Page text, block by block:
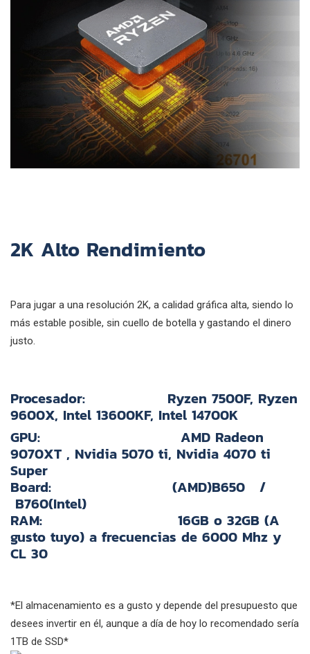
2K Alto Rendimiento
Para jugar a una resolución 2K, a calidad gráfica alta, siendo lo
más estable posible, sin cuello de botella y gastando el dinero
justo.
Procesador:
Ryzen 7500F, Ryzen
9600X, Intel 13600KF, Intel 14700K
GPU:
AMD Radeon
9070XT , Nvidia 5070 ti, Nvidia 4070 ti
Super
Board:
(AMD)B650 /
B760(Intel)
RAM:
16GB o 32GB (A
gusto tuyo) a frecuencias de 6000 Mhz y
CL 30
*El almacenamiento es a gusto y depende del presupuesto que
desees invertir en él, aunque a día de hoy lo recomendado sería
1TB de SSD*